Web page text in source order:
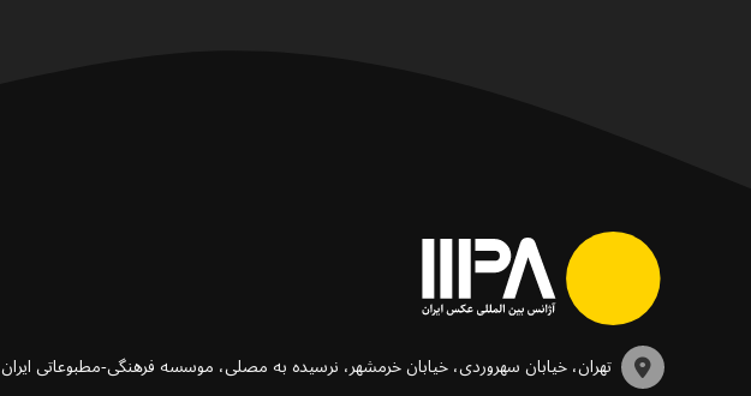
تهران، خیابان سهروردی، خیابان خرمشهر، نرسیده به مصلی، موسسه فرهنگی-مطبوعاتی ایران